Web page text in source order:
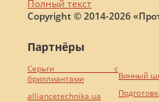
Полный текст
Copyright © 2014-2026
Партнёры
Серьги с
бриллиантами
alliancetechnika.ua
Винный